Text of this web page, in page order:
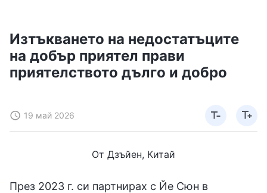
Изтъкването на недостатъците
на добър приятел прави
приятелството дълго и добро
19 май 2026
От Дзъйен, Китай
През 2023 г. си партнирах с Йе Сюн в